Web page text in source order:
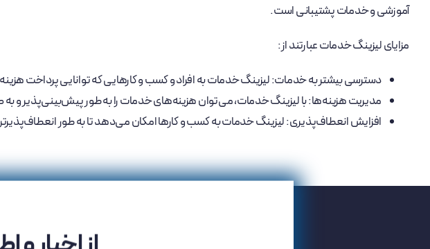
آموزشی و خدمات پشتیبانی است.
مزایای لیزینگ خدمات عبارتند از:
دسترسی بیشتر به خدمات: لیزینگ خدمات به افراد و کسب و کارهایی که توانایی پرداخت
مدیریت هزینه‌ها: با لیزینگ خدمات، می‌توان هزینه‌های خدمات را به طور پیش‌بینی‌پذیر و
افزایش انعطاف‌پذیری: لیزینگ خدمات به کسب و کارها امکان می‌دهد تا به طور